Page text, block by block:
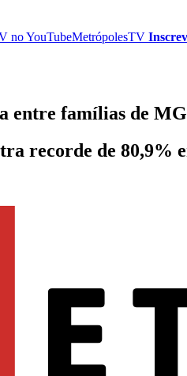
noYouTubeMetrópolesTV
entre famílias de
recorde de 80,9%